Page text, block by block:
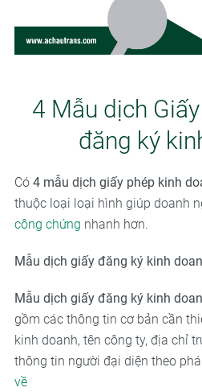
4 Mẫu dịch
đăng ký
Có 4 mẫu dịch giấy phép kinh
thuộc loại loại hình giúp doanh
công chứng nhanh hơn.
Mẫu dịch giấy đăng ký kinh
Mẫu dịch giấy đăng ký kinh
gồm các thông tin cơ bản cần
kinh doanh, tên công ty, địa chỉ
thông tin người đại diện theo
về